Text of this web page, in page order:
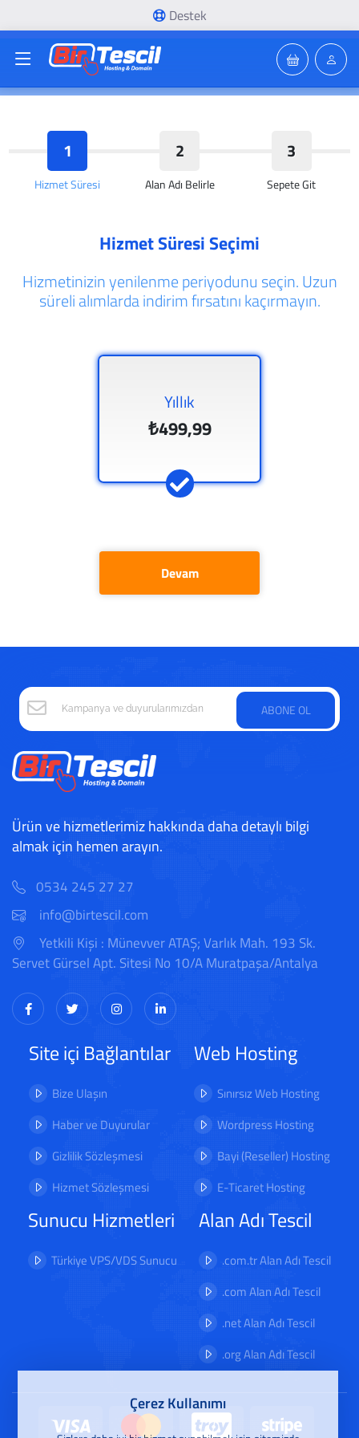
Destek
1
Hizmet Süresi
2
Alan Adı Belirle
3
Sepete Git
Hizmet Süresi Seçimi
Hizmetinizin yenilenme periyodunu seçin. Uzun
süreli alımlarda indirim fırsatını kaçırmayın.
Yıllık
₺499,99
Devam
ABONE OL
Ürün ve hizmetlerimiz hakkında daha detaylı bilgi
almak için hemen arayın.
0534 245 27 27
info@birtescil.com
Yetkili Kişi : Münevver ATAŞ; Varlık Mah. 193 Sk.
Servet Gürsel Apt. Sitesi No 10/A Muratpaşa/Antalya
Site içi Bağlantılar
Bize Ulaşın
Haber ve Duyurular
Gizlilik Sözleşmesi
Hizmet Sözleşmesi
Web Hosting
Sınırsız Web Hosting
Wordpress Hosting
Bayi (Reseller) Hosting
E-Ticaret Hosting
Sunucu Hizmetleri
Türkiye VPS/VDS Sunucu
Alan Adı Tescil
.com.tr Alan Adı Tescil
.com Alan Adı Tescil
.net Alan Adı Tescil
.org Alan Adı Tescil
Çerez Kullanımı